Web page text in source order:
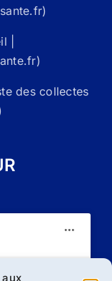
|
des collectes